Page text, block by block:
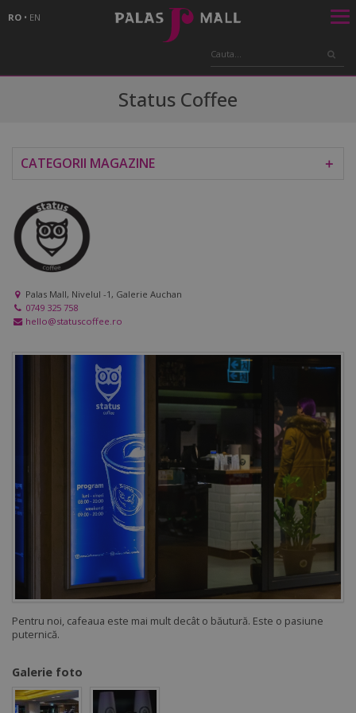
RO • EN
Status Coffee
CATEGORII MAGAZINE ＋
Palas Mall, Nivelul -1, Galerie Auchan
0749 325 758
hello@statuscoffee.ro
Pentru noi, cafeaua este mai mult decât o băutură. Este o pasiune
puternică.
Galerie foto